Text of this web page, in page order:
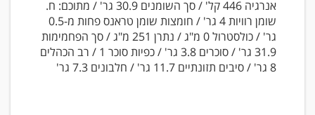
אנרגיה 446 קל' / סך השומנים 30.9 גר' / מתוכם: ח.
שומן רוויות 4 גר' / חומצות שומן טראנס פחות מ-0.5
גר' / כולסטרול 0 מ"ג / נתרן 251 מ"ג / סך הפחמימות
31.9 גר' / סוכרים 3.8 גר' / כפיות סוכר 1 / רב הכהלים
8 גר' / סיבים תזונתיים 11.7 גר' / חלבונים 7.3 גר'